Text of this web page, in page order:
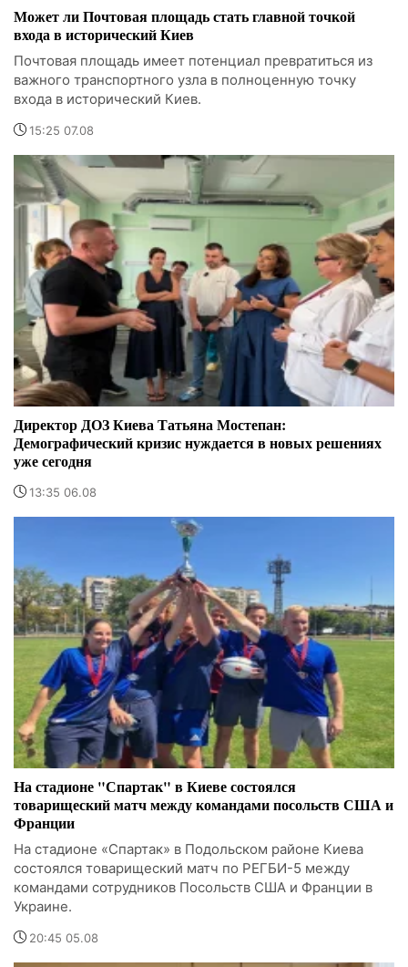
Может ли Почтовая площадь стать главной точкой
входа в исторический Киев
Почтовая площадь имеет потенциал превратиться из
важного транспортного узла в полноценную точку
входа в исторический Киев.
15:25 07.08
Директор ДОЗ Киева Татьяна Мостепан:
Демографический кризис нуждается в новых решениях
уже сегодня
13:35 06.08
На стадионе "Спартак" в Киеве состоялся
товарищеский матч между командами посольств США и
Франции
На стадионе «Спартак» в Подольском районе Киева
состоялся товарищеский матч по РЕГБИ-5 между
командами сотрудников Посольств США и Франции в
Украине.
20:45 05.08